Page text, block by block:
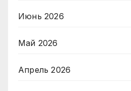
Июнь 2026
Май 2026
Апрель 2026